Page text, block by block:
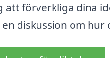
att förverkliga dina
diskussion om